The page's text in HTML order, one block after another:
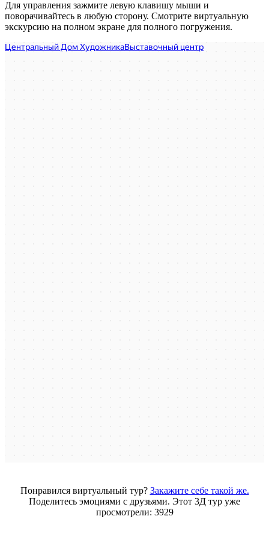
Для управления зажмите левую клавишу мыши и
поворачивайтесь в любую сторону. Смотрите виртуальную
экскурсию на полном экране для полного погружения.
Понравился виртуальный тур? Закажите себе такой же.
Поделитесь эмоциями с друзьями. Этот 3Д тур уже
просмотрели: 3929